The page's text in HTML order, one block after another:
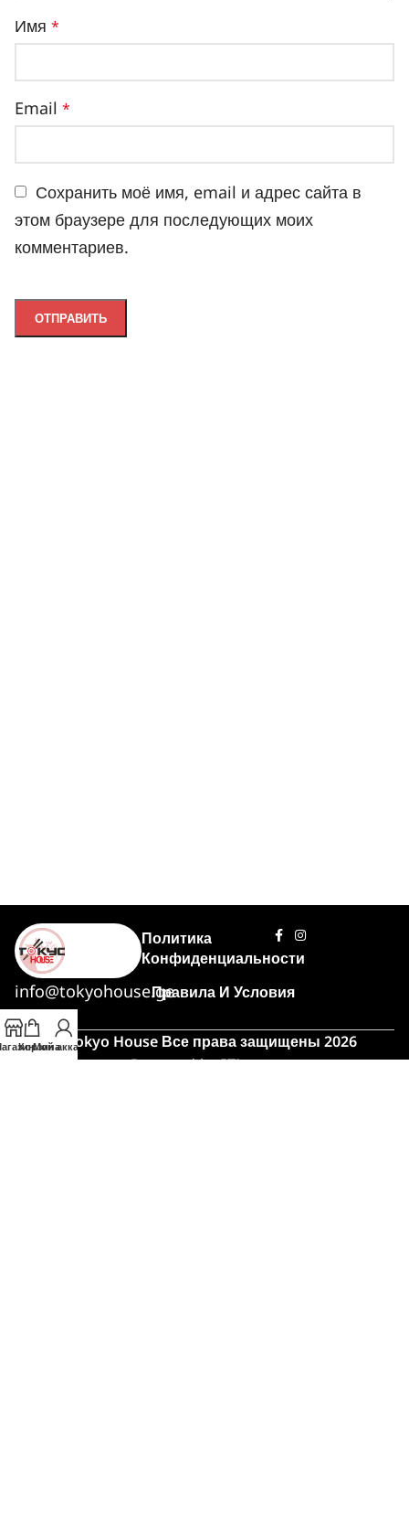
Имя *
Email *
Сохранить моё имя, email и адрес сайта в
этом браузере для последующих моих
комментариев.
info@tokyohouse.ge
Политика
Конфиденциальности
Правила И Условия
© Tokyo House Все права защищены 2026
Powered byITLover
Корзина
Мой аккаунт